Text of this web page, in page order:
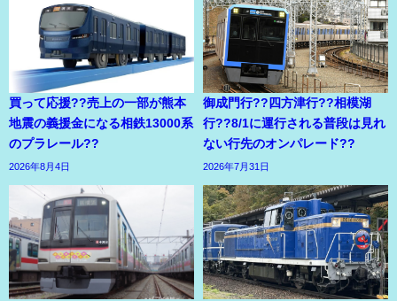
買って応援??売上の一部が熊本
地震の義援金になる相鉄13000系
のプラレール??
2026年8月4日
御成門行??四方津行??相模湖
行??8/1に運行される普段は見れ
ない行先のオンパレード??
2026年7月31日